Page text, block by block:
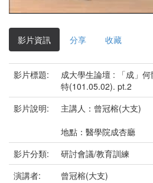
影
影片資訊 分享 收藏
影片標題:
成大學生論壇 : 「成」
特(101.05.02). pt.2
影片說明:
主講人：曾冠榕(大支)
地點：醫學院成杏廳
影片分類:
研討會議/教育訓練
演講者:
曾冠榕(大支)